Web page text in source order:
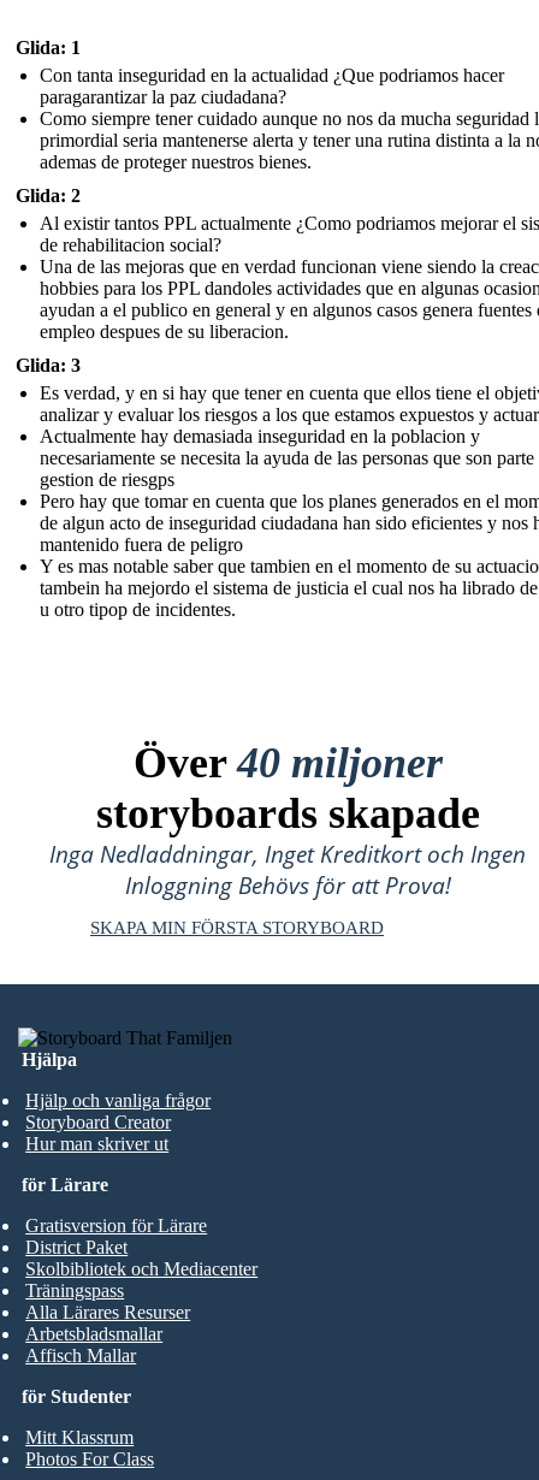
Glida: 1
Con tanta inseguridad en la actualidad ¿Que podriamos hacer
paragarantizar la paz ciudadana?
Como siempre tener cuidado aunque no nos da mucha seguridad
primordial seria mantenerse alerta y tener una rutina distinta a la
ademas de proteger nuestros bienes.
Glida: 2
Al existir tantos PPL actualmente ¿Como podriamos mejorar el
de rehabilitacion social?
Una de las mejoras que en verdad funcionan viene siendo la
hobbies para los PPL dandoles actividades que en algunas
ayudan a el publico en general y en algunos casos genera fuentes
empleo despues de su liberacion.
Glida: 3
Es verdad, y en si hay que tener en cuenta que ellos tiene el
analizar y evaluar los riesgos a los que estamos expuestos y actuar
Actualmente hay demasiada inseguridad en la poblacion y
necesariamente se necesita la ayuda de las personas que son parte
gestion de riesgps
Pero hay que tomar en cuenta que los planes generados en el
de algun acto de inseguridad ciudadana han sido eficientes y nos
mantenido fuera de peligro
Y es mas notable saber que tambien en el momento de su
tambein ha mejordo el sistema de justicia el cual nos ha librado
u otro tipop de incidentes.
Över40 miljoner
storyboards skapade
Inga Nedladdningar, Inget Kreditkort och Ingen
Inloggning Behövs för att Prova!
SKAPA MIN FÖRSTA STORYBOARD
Hjälpa
Hjälp och vanliga frågor
Storyboard Creator
Hur man skriver ut
för Studenter
Mitt Klassrum
Photos For Class
för Lärare
Gratisversion för Lärare
District Paket
Skolbibliotek och Mediacenter
Träningspass
Alla Lärares Resurser
Arbetsbladsmallar
Affisch Mallar